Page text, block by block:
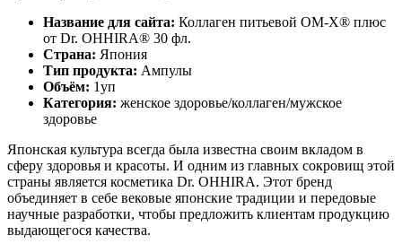
Название для сайта: Коллаген питьевой ОМ-Х® плюс
от Dr. OHHIRA® 30 фл.
Страна: Япония
Тип продукта: Ампулы
Объём: 1уп
Категория: женское здоровье/коллаген/мужское
здоровье
Японская культура всегда была известна своим вкладом в
сферу здоровья и красоты. И одним из главных сокровищ этой
страны является косметика Dr. OHHIRA. Этот бренд
объединяет в себе вековые японские традиции и передовые
научные разработки, чтобы предложить клиентам продукцию
выдающегося качества.